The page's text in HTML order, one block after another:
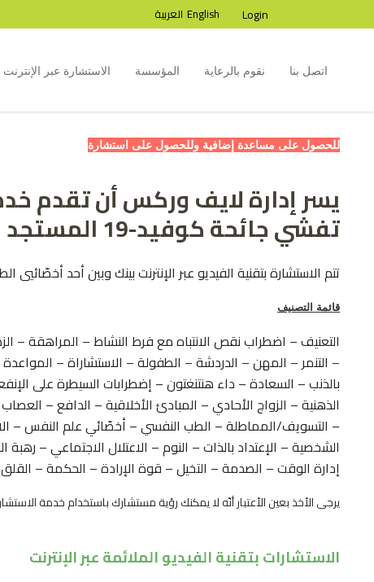
Login
English العربية
الاستشارة عبر الإنترنت المؤسسة نقوم بالرعاية اتصل بنا
للحصول على مساعدة إضافية وللحصول على استشارة
يسر إدارة لايف وركس أن تقدم
تفشي جائحة كوفيد-19 المستجد وذلك طريقة تلائم راحتك.
تتم الاستشارة بتقنية الفيديو عبر الإنترنت بينك وبين أحد
قائمة التصنيف
التعنيف – اضطراب نقص الانتباه مع فرط النشاط – المراهقة
– التنمر – المهن – الدردشة – الطفولة – الاستشاراة –
بالذنب – السعادة – داء هنتنغتون – إضطرابات السيطرة على
الذهنية – الزواج الأحادي – المبادئ الأخلاقية – الدافع –
– التسويف/المماطلة – الطب النفسي – أخصّائي علم النفس –
الشخصية – الإعتداد بالذات – النوم – الاعتلال الاجتماعي –
إدارة الوقت – الصدمة – التخيل – قوة الإرادة – الحكمة – القلق
يرجى الأخذ بعين الأعتبار أنّه لا يمكنك رؤية مستشارك باستخدام خدمة
الاستشارات بتقنية الفيديو الملائمة عبر الإنترنت